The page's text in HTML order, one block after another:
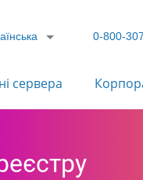
0-800-
сервера